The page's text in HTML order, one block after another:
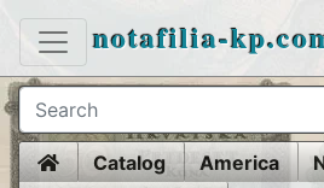
notafilia-
HomeCatalog America